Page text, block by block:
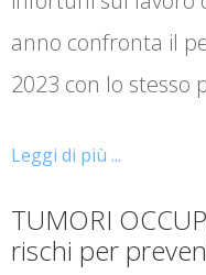
anno confronta il
2023 con lo stesso
Leggi di più ...
TUMORI
rischi per